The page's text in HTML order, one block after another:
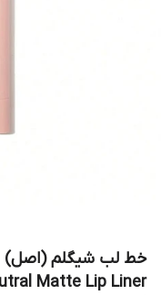
Matte Lip Liner